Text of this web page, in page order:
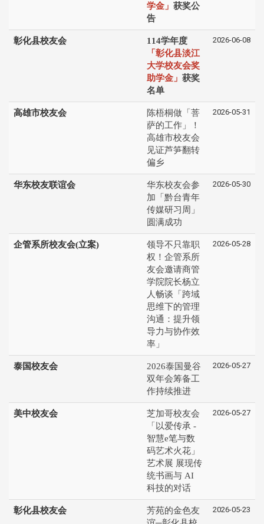
学金」 获奖公
告
彰化县校友会
114学年度
「彰化县淡江
大学校友会奖
助学金」 获奖
名单
2026-06-08
高雄市校友会
陈梧桐做「菩
萨的工作」！
高雄市校友会
见证芦笋翻转
偏乡
2026-05-31
华东校友联谊会
华东校友会参
加「黔台青年
传媒研习周」
圆满成功
2026-05-30
企管系所校友会(立案)
领导不只靠职
权！企管系所
友会邀请商管
学院院长杨立
人畅谈「跨域
思维下的管理
沟通：提升领
导力与协作效
率」
2026-05-28
泰国校友会
2026泰国曼谷
双年会筹备工
作持续推进
2026-05-27
美中校友会
芝加哥校友会
「以爱传承 -
智慧e笔与数
码艺术火花」
艺术展 展现传
统书画与 AI
科技的对话
2026-05-27
彰化县校友会
芳苑的金色友
2026-05-23